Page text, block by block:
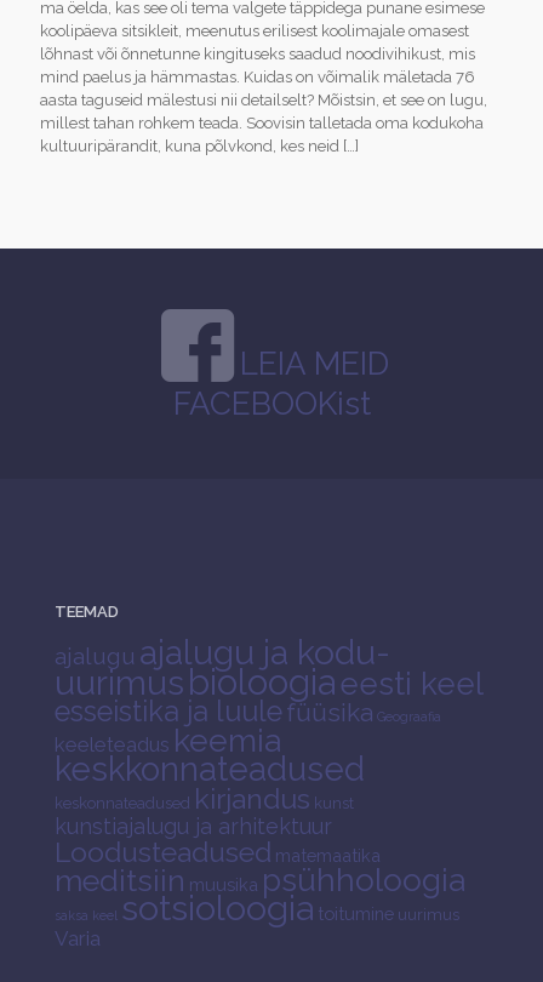
ma öelda, kas see oli tema valgete täppidega punane esimese
koolipäeva sitsikleit, meenutus erilisest koolimajale omasest
lõhnast või õnnetunne kingituseks saadud noodivihikust, mis
mind paelus ja hämmastas. Kuidas on võimalik mäletada 76
aasta taguseid mälestusi nii detailselt? Mõistsin, et see on lugu,
millest tahan rohkem teada. Soovisin talletada oma kodukoha
kultuuripärandit, kuna põlvkond, kes neid […]
LEIA MEID
FACEBOOKist
TEEMAD
ajalugu ajalugu ja kodu-
uurimusbioloogia eesti keel
esseistika ja luulefüüsika Geograafia
keeleteadus keemia
keskkonnateadused
keskonnateadused kirjandus kunst
kunstiajalugu ja arhitektuur
Loodusteadused matemaatika
meditsiin muusika psühholoogia
saksa keel sotsioloogia toitumine uurimus
Varia